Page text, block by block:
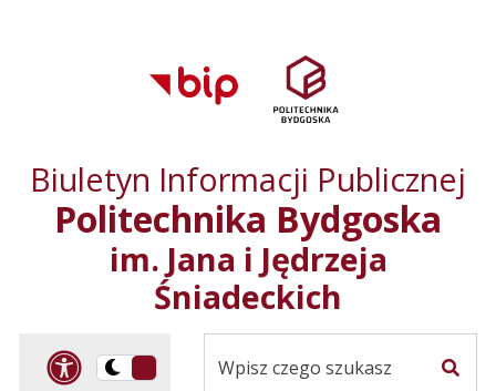
głównego menu
serwisu
Biuletyn Informacji Publicznej
Politechnika Bydgoska
im. Jana i Jędrzeja
Śniadeckich
Panel dostosowania
Przelącz